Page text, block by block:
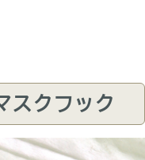
スクフック